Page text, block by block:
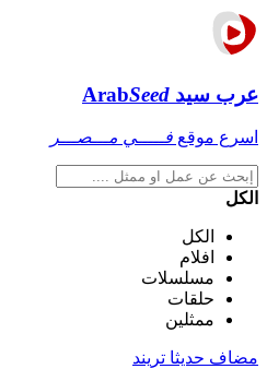
عرب سيد ArabSeed
اسرع موقع فـــــي مـــصـــر
الكل
الكل
افلام
مسلسلات
حلقات
ممثلين
مضاف حديثا تريند